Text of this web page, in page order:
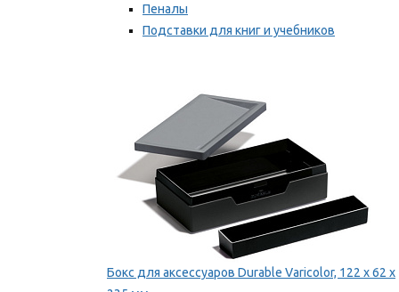
Пеналы
Подставки для книг и учебников
Бокс для аксессуаров Durable Varicolor, 122 x 62 x